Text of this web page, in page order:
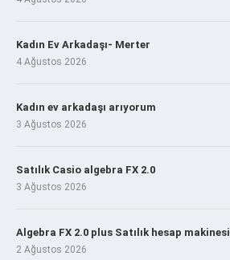
Kadın Ev Arkadaşı- Merter
4 Ağustos 2026
Kadın ev arkadaşı arıyorum
3 Ağustos 2026
Satılık Casio algebra FX 2.0
3 Ağustos 2026
Algebra FX 2.0 plus Satılık hesap makinesi
2 Ağustos 2026